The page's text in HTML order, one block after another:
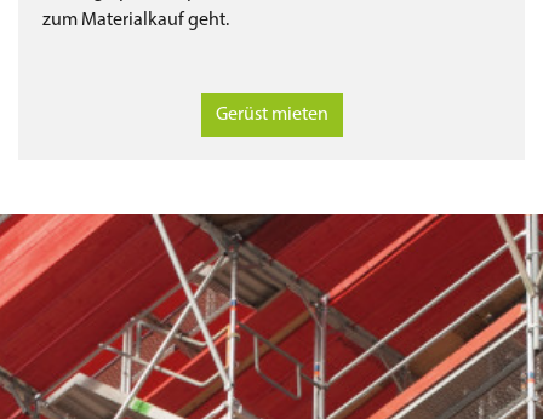
zum Materialkauf geht.
Gerüst mieten